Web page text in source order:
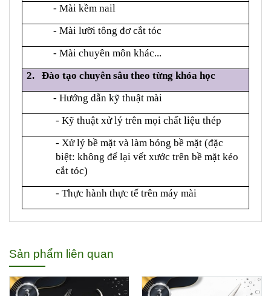
- Mài kềm nail
- Mài lưỡi tông đơ cắt tóc
- Mài chuyên môn khác...
2. Đào tạo chuyên sâu theo từng khóa học
- Hướng dẫn kỹ thuật mài
- Kỹ thuật xử lý trên mọi chất liệu thép
- Xử lý bề mặt và làm bóng bề mặt (đặc
biệt: không để lại vết xước trên bề mặt kéo
cắt tóc)
- Thực hành thực tế trên máy mài
Sản phẩm liên quan